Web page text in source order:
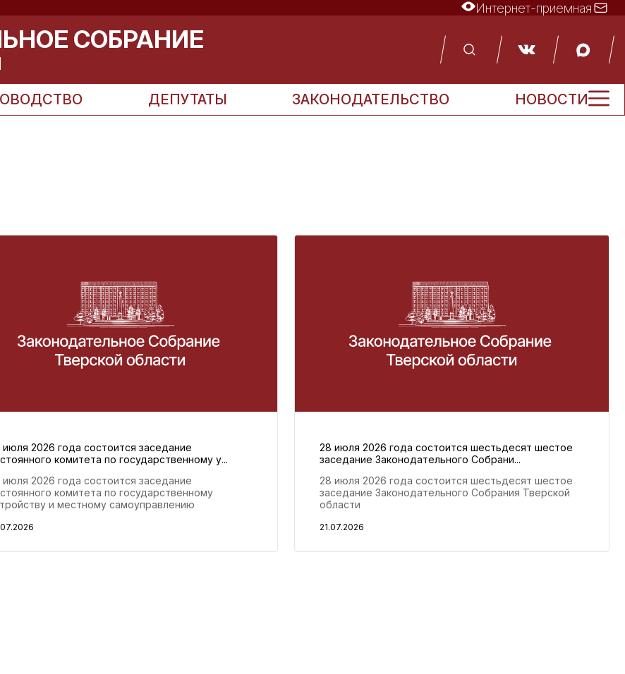
Интернет-приемная
СОБРАНИЕ
ДЕПУТАТЫ ЗАКОНОДАТЕЛЬСТВО НОВОСТИ
июля 2026 года состоится заседание
комитета по государственному у...
июля 2026 года состоится заседание
комитета по государственному
и местному самоуправлению
28 июля 2026 года состоится шестьдесят шестое
заседание Законодательного Собрани...
28 июля 2026 года состоится шестьдесят шестое
заседание Законодательного Собрания Тверской
области
21.07.2026